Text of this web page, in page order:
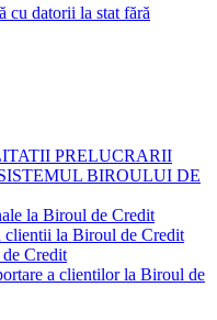
cu datorii la stat fără
PRELUCRARII
BIROULUI DE
la Biroul de Credit
clientii la Biroul de Credit
Credit
a clientilor la Biroul de